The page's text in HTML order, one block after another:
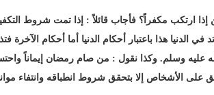
ارتكب مكفراً‏؟‏ فأجاب قائلاً ‏:‏ إذا تمت شروط
الدنيا هذا باعتبار أحكام الدنيا أما أحكام
عليه وسلم‏.‏ وكذا نقول ‏:‏ من صام رمضان إيماناً
على الأشخاص إلا بتحقق شروط انطباقه وانتفاء